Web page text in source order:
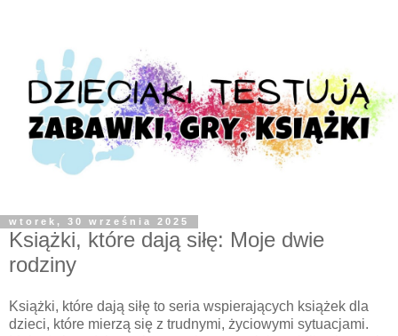
wtorek, 30 września 2025
Książki, które dają siłę: Moje dwie
rodziny
Książki, które dają siłę to seria wspierających książek dla
dzieci, które mierzą się z trudnymi, życiowymi sytuacjami.